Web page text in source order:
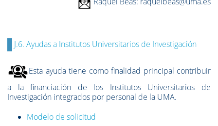
J.6. Ayudas a Institutos Universitarios de Investigación
Esta ayuda tiene como finalidad principal contribuir
a la financiación de los Institutos Universitarios de
Investigación integrados por personal de la UMA.
Modelo de solicitud